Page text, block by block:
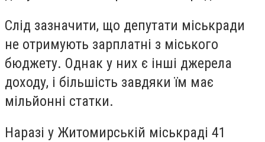
Слід зазначити, що депутати міськради
не отримують зарплатні з міського
бюджету. Однак у них є інші джерела
доходу, і більшість завдяки їм має
мільйонні статки.
Наразі у Житомирській міськраді 41